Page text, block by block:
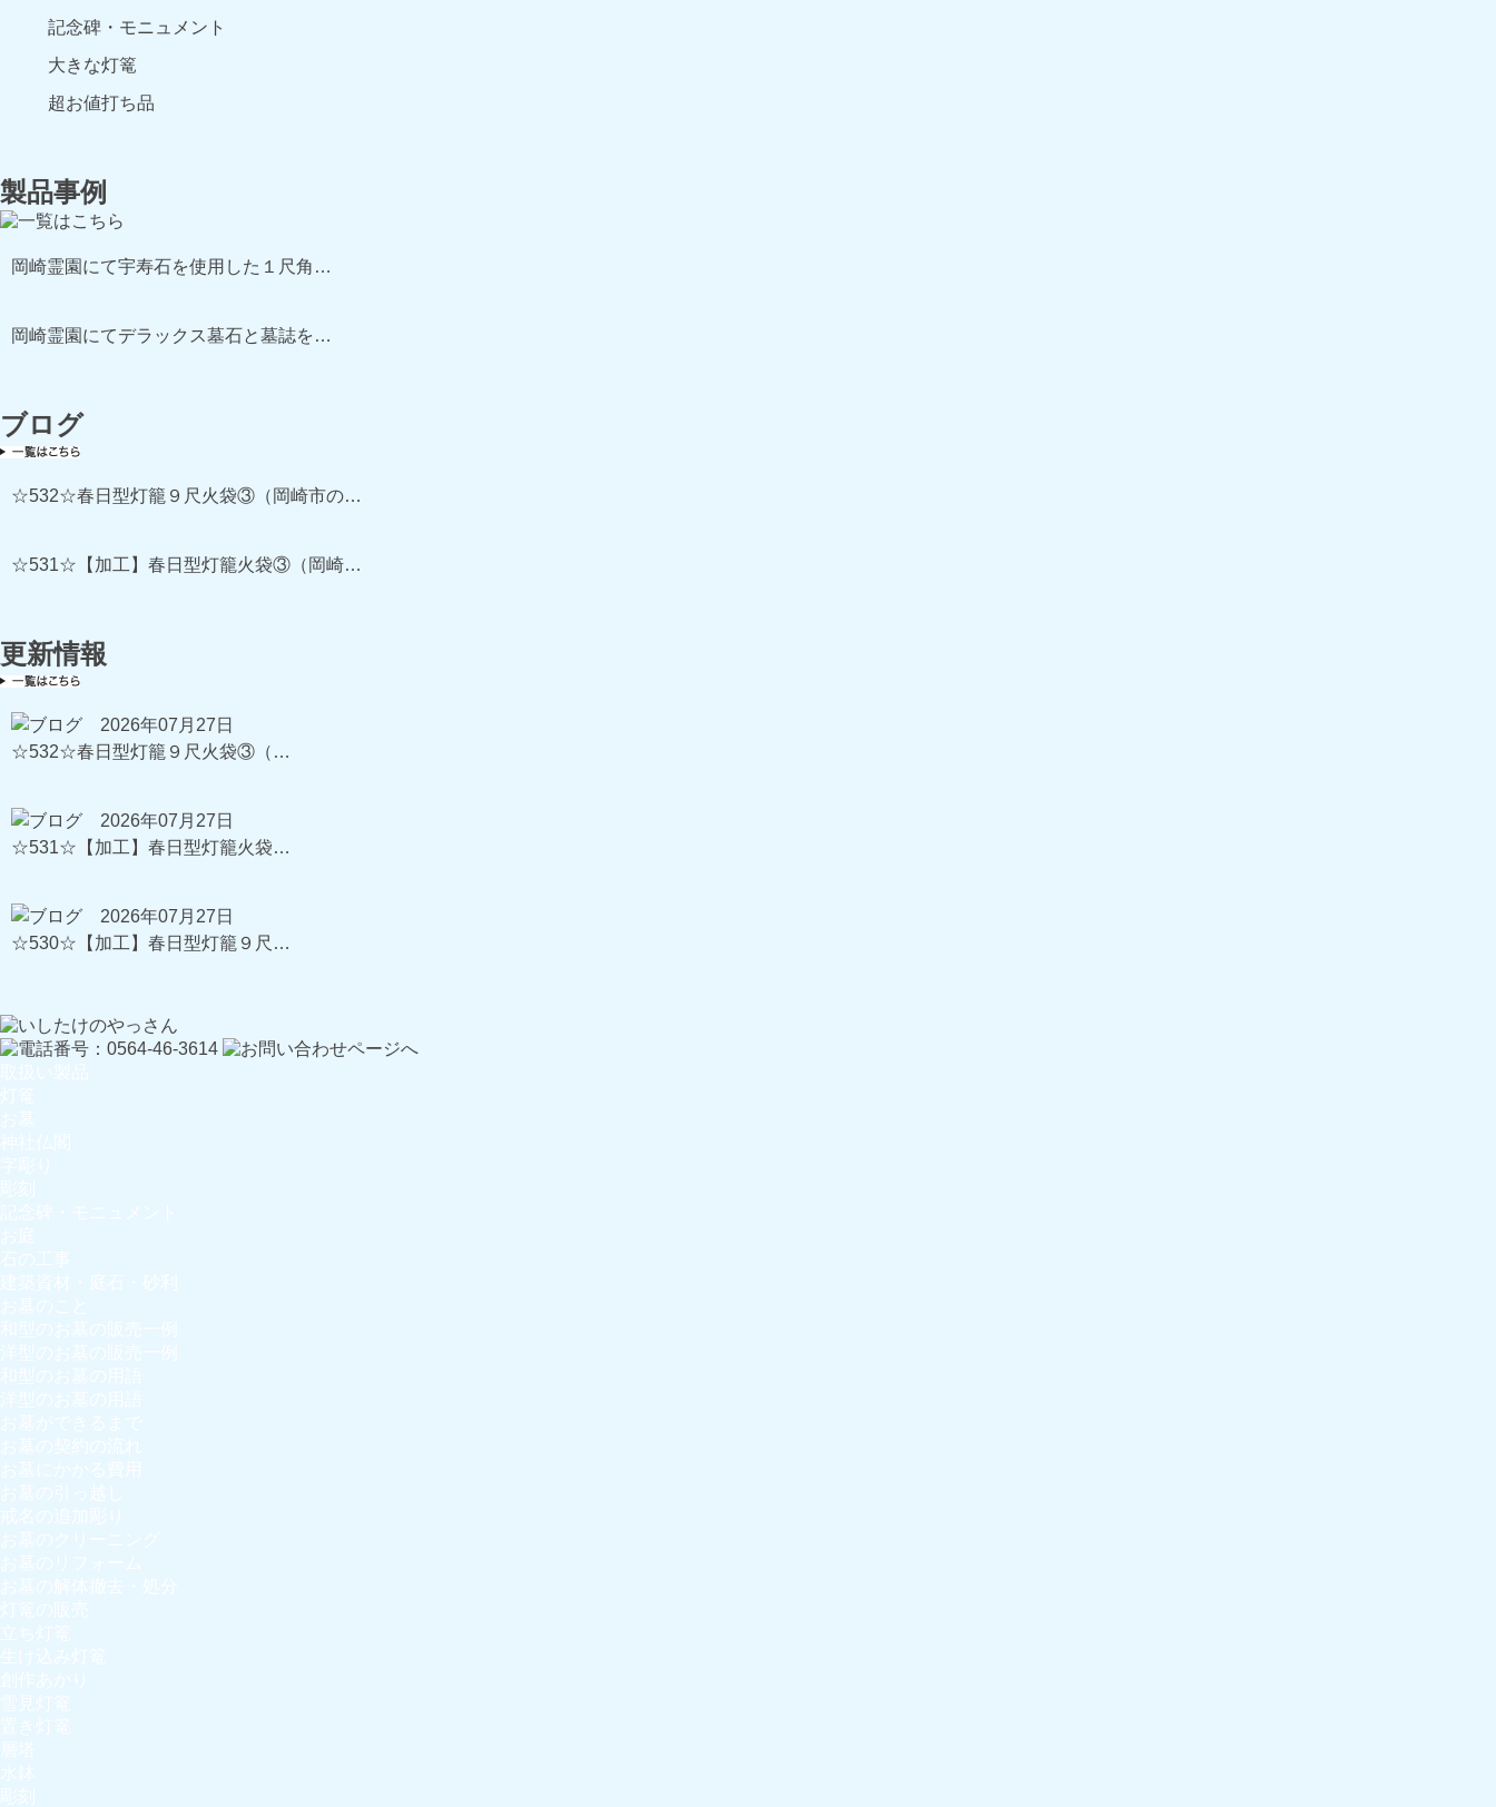
記念碑・モニュメント
大きな灯篭
超お値打ち品
製品事例
岡崎霊園にて宇寿石を使用した１尺角…
岡崎霊園にてデラックス墓石と墓誌を…
ブログ
☆532☆春日型灯籠９尺火袋③（岡崎市の…
☆531☆【加工】春日型灯籠火袋③（岡崎…
更新情報
2026年07月27日
☆532☆春日型灯籠９尺火袋③（…
2026年07月27日
☆531☆【加工】春日型灯籠火袋…
2026年07月27日
☆530☆【加工】春日型灯籠９尺…